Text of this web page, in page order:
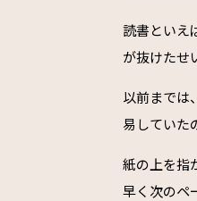
読書といえ
が抜けたせ
以前までは
易していた
紙の上を指
早く次のペ